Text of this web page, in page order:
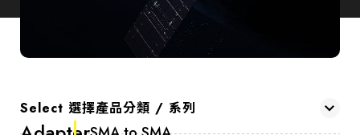
Select 選擇產品分類 / 系列